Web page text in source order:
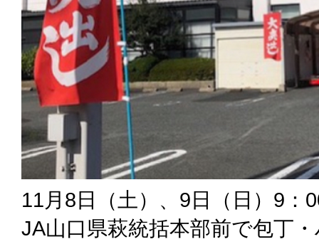
11月8日（土）、9日（日）9：
JA山口県萩統括本部前で包丁